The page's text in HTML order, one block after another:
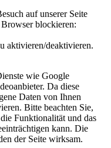
auf unserer Seite
blockieren:
aktivieren/deaktivieren.
wie Google
Da diese
Daten von Ihnen
Bitte beachten Sie,
Funktionalität und das
kann. Die
der Seite wirksam.